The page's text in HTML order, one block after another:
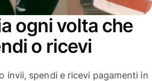
ogni volta che
o ricevi
invii, spendi e ricevi pagamenti in